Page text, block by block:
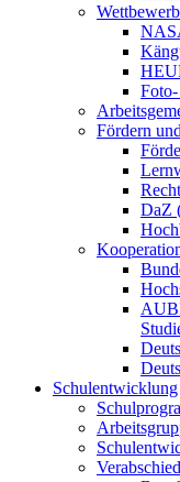
Fördern
DaZ
Schulentwicklung